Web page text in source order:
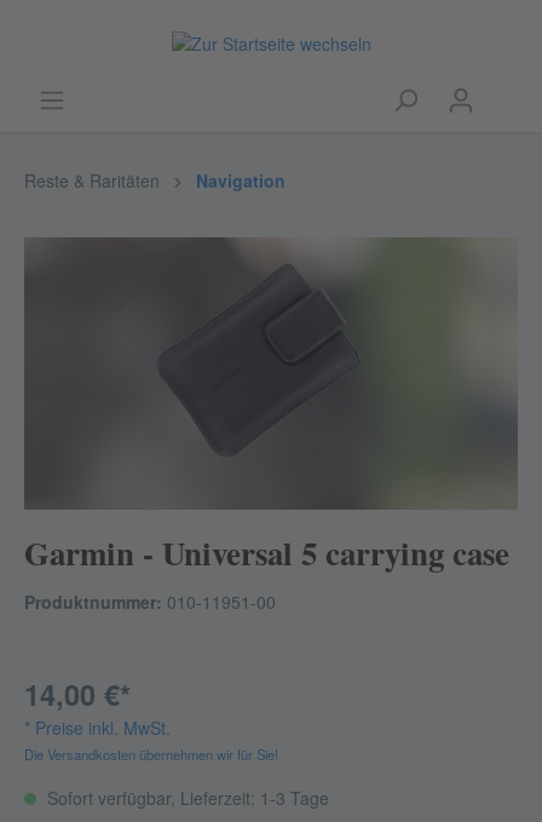
Reste & Raritäten Navigation
Garmin - Universal 5 carrying case
Produktnummer: 010-11951-00
14,00 €*
* Preise inkl. MwSt.
Die Versandkosten übernehmen wir für Sie!
Sofort verfügbar, Lieferzeit: 1-3 Tage